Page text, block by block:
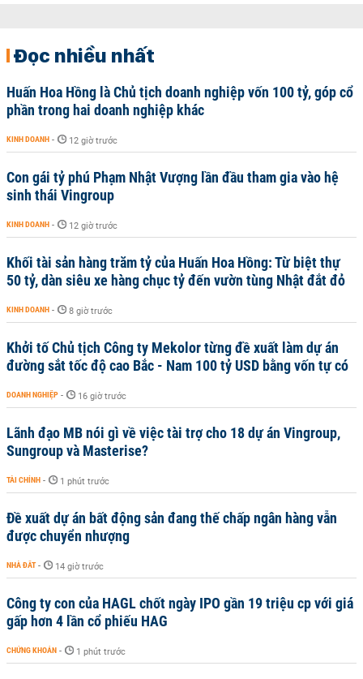
Đọc nhiều nhất
Huấn Hoa Hồng là Chủ tịch doanh nghiệp vốn 100 tỷ, góp cổ
phần trong hai doanh nghiệp khác
KINH DOANH - 12 giờ trước
Con gái tỷ phú Phạm Nhật Vượng lần đầu tham gia vào hệ
sinh thái Vingroup
KINH DOANH - 12 giờ trước
Khối tài sản hàng trăm tỷ của Huấn Hoa Hồng: Từ biệt thự
50 tỷ, dàn siêu xe hàng chục tỷ đến vườn tùng Nhật đắt đỏ
KINH DOANH - 8 giờ trước
Khởi tố Chủ tịch Công ty Mekolor từng đề xuất làm dự án
đường sắt tốc độ cao Bắc - Nam 100 tỷ USD bằng vốn tự có
DOANH NGHIỆP - 16 giờ trước
Lãnh đạo MB nói gì về việc tài trợ cho 18 dự án Vingroup,
Sungroup và Masterise?
TÀI CHÍNH - 1 phút trước
Đề xuất dự án bất động sản đang thế chấp ngân hàng vẫn
được chuyển nhượng
NHÀ ĐẤT - 14 giờ trước
Công ty con của HAGL chốt ngày IPO gần 19 triệu cp với giá
gấp hơn 4 lần cổ phiếu HAG
CHỨNG KHOÁN - 1 phút trước